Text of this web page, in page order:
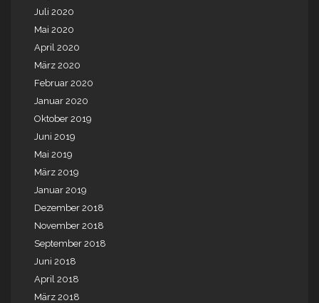
Juli 2020
Mai 2020
April 2020
März 2020
Februar 2020
Januar 2020
Oktober 2019
Juni 2019
Mai 2019
März 2019
Januar 2019
Dezember 2018
November 2018
September 2018
Juni 2018
April 2018
März 2018